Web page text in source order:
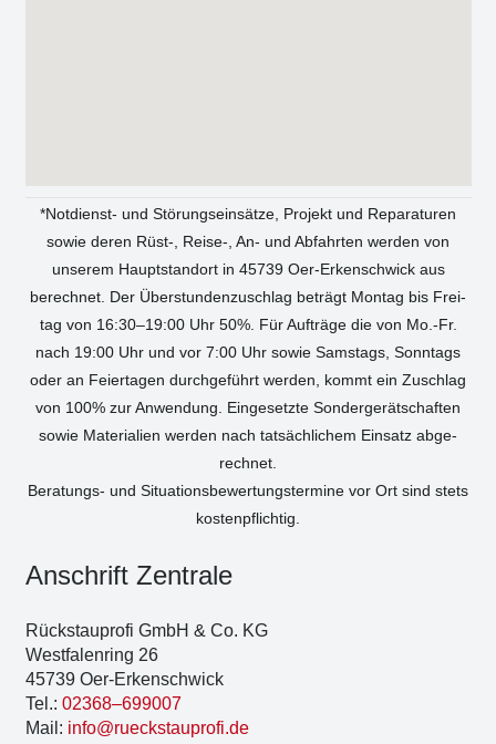
*Not­dienst- und Stö­rungs­ein­sät­ze, Pro­jekt und Repa­ra­tu­ren
sowie deren Rüst‑, Reise‑, An- und Abfahr­ten wer­den von
unse­rem Haupt­stand­ort in 45739 Oer-Erken­sch­wick aus
berech­net. Der Über­stun­den­zu­schlag beträgt Mon­tag bis Frei­
tag von 16:30–19:00 Uhr 50%. Für Auf­trä­ge die von Mo.-Fr.
nach 19:00 Uhr und vor 7:00 Uhr sowie Sams­tags, Sonn­tags
oder an Fei­er­ta­gen durch­ge­führt wer­den, kommt ein Zuschlag
von 100% zur Anwen­dung. Ein­ge­setz­te Son­der­ge­rät­schaf­ten
sowie Mate­ria­li­en wer­den nach tat­säch­li­chem Ein­satz abge­
rech­net.
Bera­tungs- und Situa­ti­ons­be­wer­tungs­ter­mi­ne vor Ort sind stets
kos­ten­pflich­tig.
Anschrift Zen­tra­le
Rück­stau­pro­fi GmbH & Co. KG
West­fa­len­ring 26
45739 Oer-Erken­sch­wick
Tel.: 02368–699007
Mail: info@rueckstauprofi.de